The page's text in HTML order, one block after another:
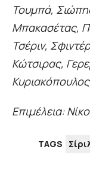
Τουμπά,
Μπακασέτας,
Τσέριν,
Κώτσιρας,
Επιμέλεια:
TAGS